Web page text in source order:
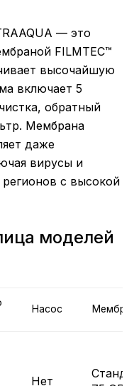
— это
FILMTEC™
высочайшую
включает 5
обратный
Мембрана
даже
вирусы и
с высокой
моделей
Насос
Нет